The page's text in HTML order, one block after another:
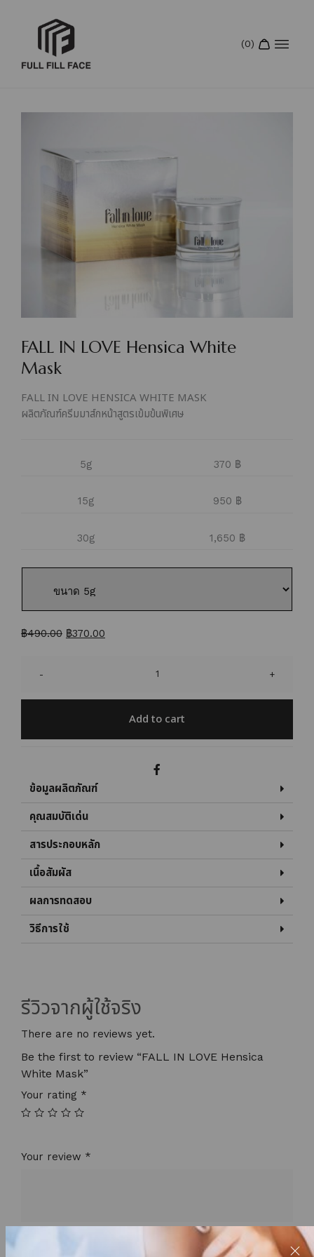
FALL IN LOVE Hensica White
Mask
FALL IN LOVE HENSICA WHITE MASK
ผลิตภัณฑ์ครีมมาส์กหน้าสูตรเข้มข้นพิเศษ
5g 370 ฿
15g 950 ฿
30g 1,650 ฿
฿490.00 ฿370.00
+
-
Add to cart
ข้อมูลผลิตภัณฑ์
คุณสมบัติเด่น
สารประกอบหลัก
เนื้อสัมผัส
ผลการทดสอบ
วิธีการใช้
รีวิวจากผู้ใช้จริง
There are no reviews yet.
Be the first to review “FALL IN LOVE Hensica
White Mask”
Your rating *
Your review *